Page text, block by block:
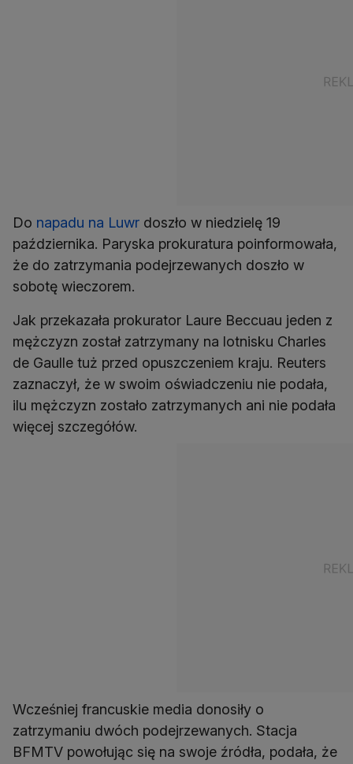
Do napadu na Luwr doszło w niedzielę 19
października. Paryska prokuratura poinformowała,
że do zatrzymania podejrzewanych doszło w
sobotę wieczorem.
Jak przekazała prokurator Laure Beccuau jeden z
mężczyzn został zatrzymany na lotnisku Charles
de Gaulle tuż przed opuszczeniem kraju. Reuters
zaznaczył, że w swoim oświadczeniu nie podała,
ilu mężczyzn zostało zatrzymanych ani nie podała
więcej szczegółów.
Wcześniej francuskie media donosiły o
zatrzymaniu dwóch podejrzewanych. Stacja
BFMTV powołując się na swoje źródła, podała, że